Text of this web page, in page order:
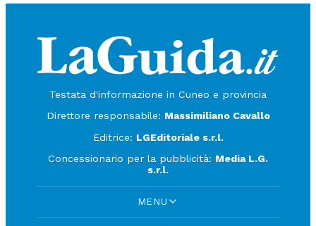
Testata d'informazione in Cuneo e provincia
Direttore responsabile: Massimiliano Cavallo
Editrice: LGEditoriale s.r.l.
Concessionario per la pubblicità: Media L.G.
s.r.l.
MENU